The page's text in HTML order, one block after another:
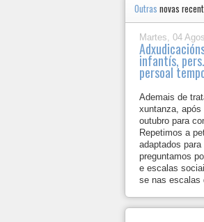
Outras novas
Martes, 04
infantís,
persoal
Ademais de
xuntanza, após
outubro para
Repetimos a
adaptados
preguntamos
e escalas
se nas escalas